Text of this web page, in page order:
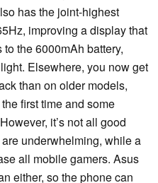
has the joint-highest
improving a display that
the 6000mAh battery,
Elsewhere, you now get
than on older models,
first time and some
it’s not all good
underwhelming, while a
all mobile gamers. Asus
either, so the phone can